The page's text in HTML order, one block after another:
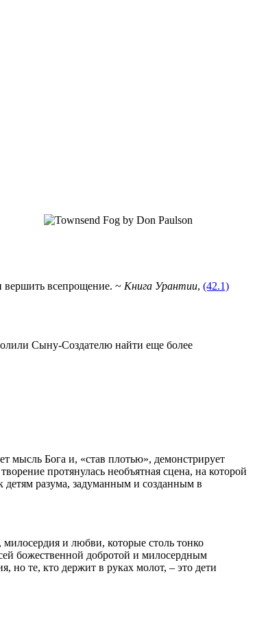
вершить всепрощение. ~ Книга Урантии, (42.1)
Сыну-Создателю найти еще более
мысль Бога и, «став плотью», демонстрирует
протянулась необъятная сцена, на которой
разума, задуманным и созданным в
и любви, которые столь тонко
божественной добротой и милосердным
но те, кто держит в руках молот, – это дети